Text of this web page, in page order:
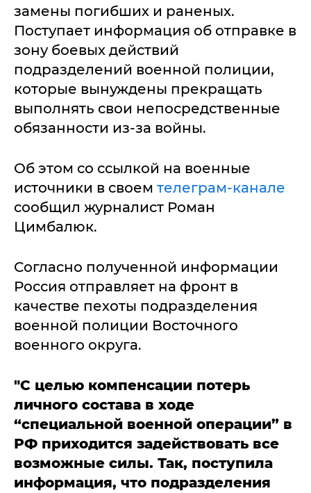
замены погибших и раненых.
Поступает информация об отправке в
зону боевых действий
подразделений военной полиции,
которые вынуждены прекращать
выполнять свои непосредственные
обязанности из-за войны.
Об этом со ссылкой на военные
источники в своем телеграм-канале
сообщил журналист Роман
Цимбалюк.
Согласно полученной информации
Россия отправляет на фронт в
качестве пехоты подразделения
военной полиции Восточного
военного округа.
"С целью компенсации потерь
личного состава в ходе
“специальной военной операции” в
РФ приходится задействовать все
возможные силы. Так, поступила
информация, что подразделения